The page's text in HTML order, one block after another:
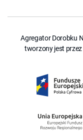
Agregator Dorobku
tworzony jest przez